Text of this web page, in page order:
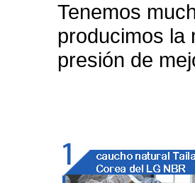
Tenemos
producimos la
presión de